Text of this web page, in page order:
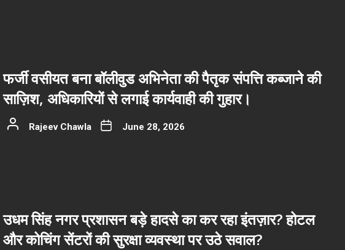
फर्जी वसीयत बना बॉलीवुड अभिनेता की पैतृक संपत्ति कब्जाने की
साज़िश, अधिकारियों से लगाई कार्यवाही की गुहार।
Rajeev Chawla June 28, 2026
उधम सिंह नगर प्रशासन बड़े हादसे का कर रहा इंतज़ार? होटल
और कोचिंग सेंटरों की सुरक्षा व्यवस्था पर उठे सवाल?